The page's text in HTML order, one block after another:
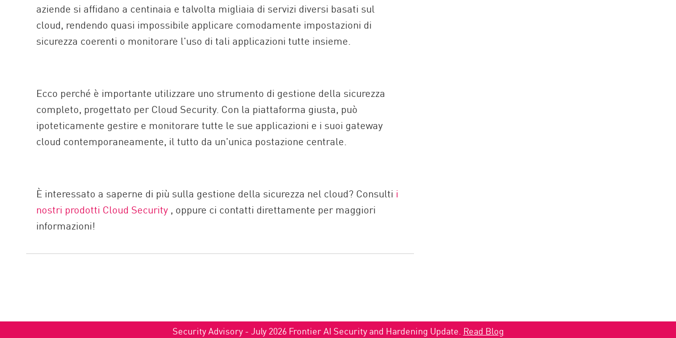
aziende si affidano a centinaia e talvolta migliaia di servizi diversi basati sul
cloud, rendendo quasi impossibile applicare comodamente impostazioni di
sicurezza coerenti o monitorare l'uso di tali applicazioni tutte insieme.
Ecco perché è importante utilizzare uno strumento di gestione della sicurezza
completo, progettato per Cloud Security. Con la piattaforma giusta, può
ipoteticamente gestire e monitorare tutte le sue applicazioni e i suoi gateway
cloud contemporaneamente, il tutto da un'unica postazione centrale.
È interessato a saperne di più sulla gestione della sicurezza nel cloud? Consulti i
nostri prodotti Cloud Security , oppure ci contatti direttamente per maggiori
informazioni!
Security Advisory - July 2026 Frontier AI Security and Hardening Update. Read Blog